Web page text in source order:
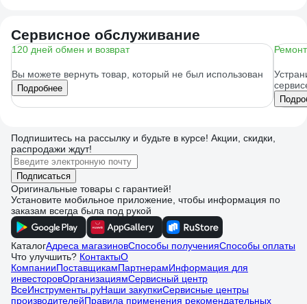
Сервисное обслуживание
120 дней обмен и возврат
Вы можете вернуть товар, который не был использован
Подробнее
Подпишитесь на рассылку и будьте в курсе! Акции, скидки,
распродажи ждут!
Подписаться
Оригинальные товары с гарантией!
Установите мобильное приложение, чтобы информация по
заказам всегда была под рукой
КаталогАдреса магазиновСпособы полученияСпособы оплаты
Что улучшить? КонтактыО
КомпанииПоставщикамПартнерамИнформация для
инвесторовОрганизациямСервисный центр
ВсеИнструменты.руНаши закупкиСервисные центры
производителейПравила применения рекомендательных